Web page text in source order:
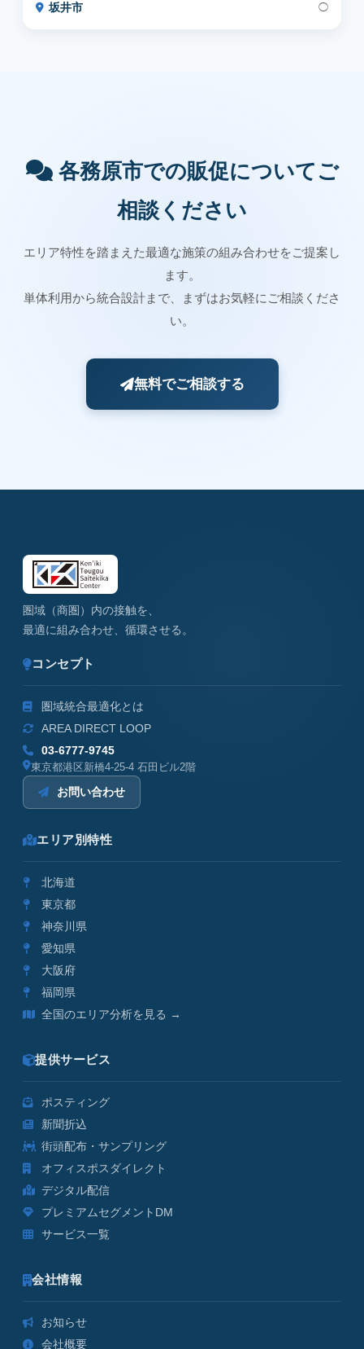
坂井市 ◯
各務原市での販促についてご
相談ください
エリア特性を踏まえた最適な施策の組み合わせをご提案し
ます。
単体利用から統合設計まで、まずはお気軽にご相談くださ
い。
無料でご相談する
圏域（商圏）内の接触を、
最適に組み合わせ、循環させる。
コンセプト
圏域統合最適化とは
AREA DIRECT LOOP
03-6777-9745
東京都港区新橋4-25-4 石田ビル2階
お問い合わせ
エリア別特性
北海道
東京都
神奈川県
愛知県
大阪府
福岡県
全国のエリア分析を見る →
提供サービス
ポスティング
新聞折込
街頭配布・サンプリング
オフィスポスダイレクト
デジタル配信
プレミアムセグメントDM
サービス一覧
会社情報
お知らせ
会社概要